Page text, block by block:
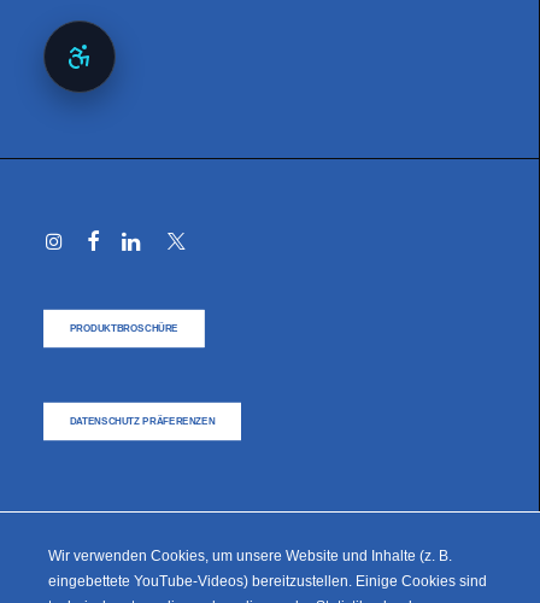
PRODUKTBROSCHÜRE
DATENSCHUTZ PRÄFERENZEN
© 2025 M94 Gmbh – Alle Rechte vorbehalten.
Wir verwenden Cookies, um unsere Website und Inhalte (z. B.
eingebettete YouTube-Videos) bereitzustellen. Einige Cookies sind